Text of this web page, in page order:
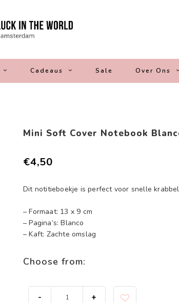
Cadeaus Sale Over Ons
Mini Soft Cover Notebook
€4,50
Dit notitieboekje is perfect voor snelle
– Formaat: 13 x 9 cm
– Pagina’s: Blanco
– Kaft: Zachte omslag
Choose from:
- +